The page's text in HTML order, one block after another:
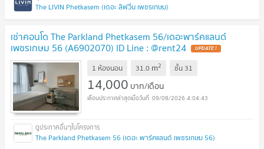
The LIVIN Phetkasem (เดอะ ลิฟวิ่น เพชรเกษม)
เช่าคอนโด The Parkland Phetkasem 56/เดอะพาร์คแลนด์
เพชรเกษม 56 (A6902070) ID Line : @rent24
1 ห้องนอน 31.0 m2 ชั้น 31
14,000 บาท/เดือน
09/08/2026 4:04:43
The Parkland Phetkasem 56 (เดอะ พาร์คแลนด์ เพชรเกษม 56)